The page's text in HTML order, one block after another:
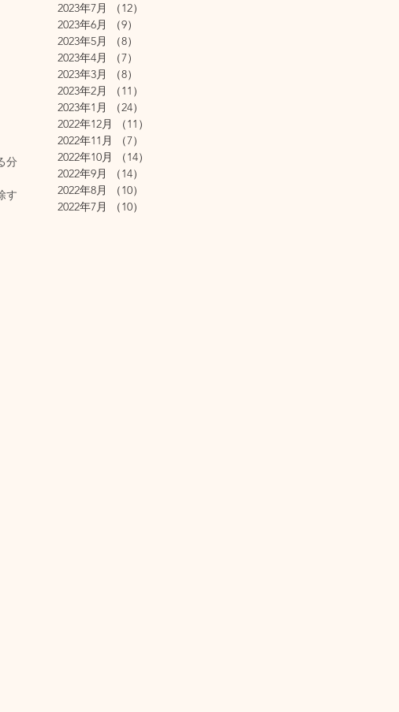
分
す
2023年7月
（12）
2023年6月
（9）
2023年5月
（8）
2023年4月
（7）
2023年3月
（8）
2023年2月
（11）
2023年1月
（24）
2022年12月
（11）
2022年11月
（7）
2022年10月
（14）
2022年9月
（14）
2022年8月
（10）
2022年7月
（10）